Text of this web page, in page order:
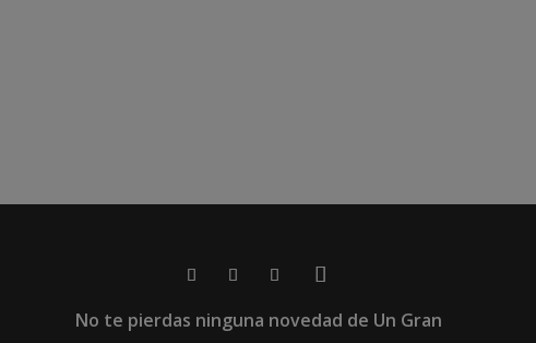
No te pierdas ninguna novedad de Un Gran